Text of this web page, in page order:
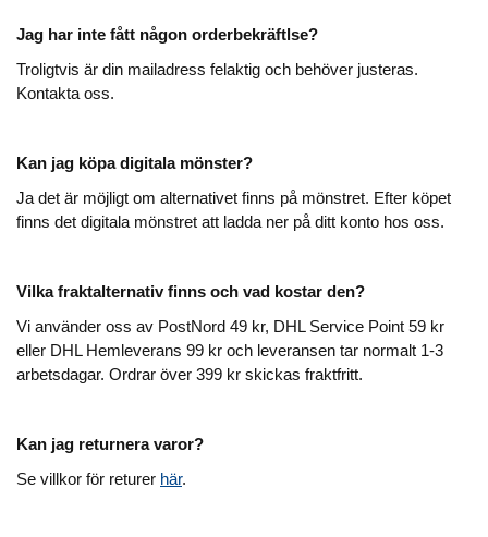
Jag har inte fått någon orderbekräftlse?
Troligtvis är din mailadress felaktig och behöver justeras.
Kontakta oss.
Kan jag köpa digitala mönster?
Ja det är möjligt om alternativet finns på mönstret. Efter köpet
finns det digitala mönstret att ladda ner på ditt konto hos oss.
Vilka fraktalternativ finns och vad kostar den?
Vi använder oss av PostNord 49 kr, DHL Service Point 59 kr
eller DHL Hemleverans 99 kr och leveransen tar normalt 1-3
arbetsdagar. Ordrar över 399 kr skickas fraktfritt.
Kan jag returnera varor?
Se villkor för returer här.